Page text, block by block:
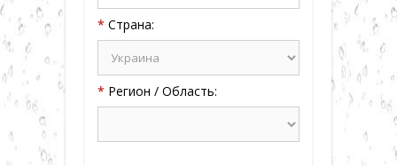
* Страна:
* Регион / Область: